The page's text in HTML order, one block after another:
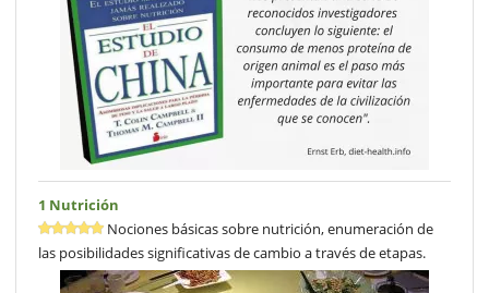
1 Nutrición
Nociones básicas sobre nutrición, enumeración de
las posibilidades significativas de cambio a través de etapas.